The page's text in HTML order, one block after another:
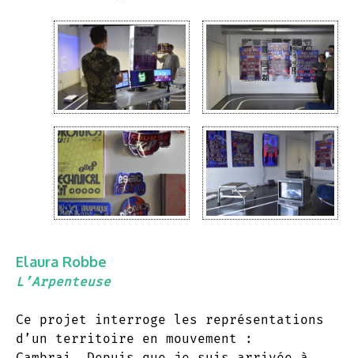
Elaura Robbe
L’Arpenteuse
Ce projet interroge les représentations
d’un territoire en mouvement :